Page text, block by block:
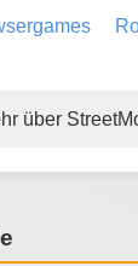
über